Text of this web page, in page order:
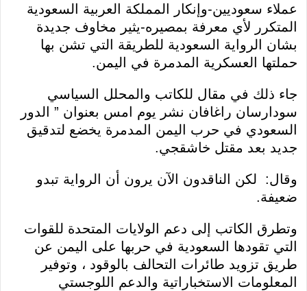
عملاء سعوديين-وإنكار المملكة العربية السعودية
المتكرر لأي معرفة بمصيره-يثير مخاوف جديدة
بشان الرواية السعودية للطريقة التي تشن بها
حملتها العسكرية المدمرة في اليمن.
جاء ذلك في مقال للكاتب والمحلل السياسي
سودارسان راغافان نشر يوم امس بعنوان ” الدور
السعودي في حرب اليمن المدمرة يخضع لتدقيق
جديد بعد مقتل خاشقجي.
وقال: لكن الناقدون الآن يرون أن الرواية تبدو
ضعيفة.
وتطرق الكاتب إلى دعم الولايات المتحدة للقوات
التي تقودها السعودية في حربها على اليمن عن
طريق تزويد طائرات التحالف بالوقود ، وتوفير
المعلومات الاستخباراتية والدعم اللوجستي